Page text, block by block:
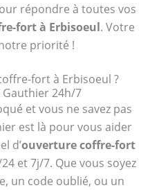
répondre à toutes vos
fort à Erbisoeul. Votre
priorité !
fort à Erbisoeul ?
24h/7
et vous ne savez pas
est là pour vous aider
d’ouverture coffre-fort
et 7j/7. Que vous soyez
un code oublié, ou un